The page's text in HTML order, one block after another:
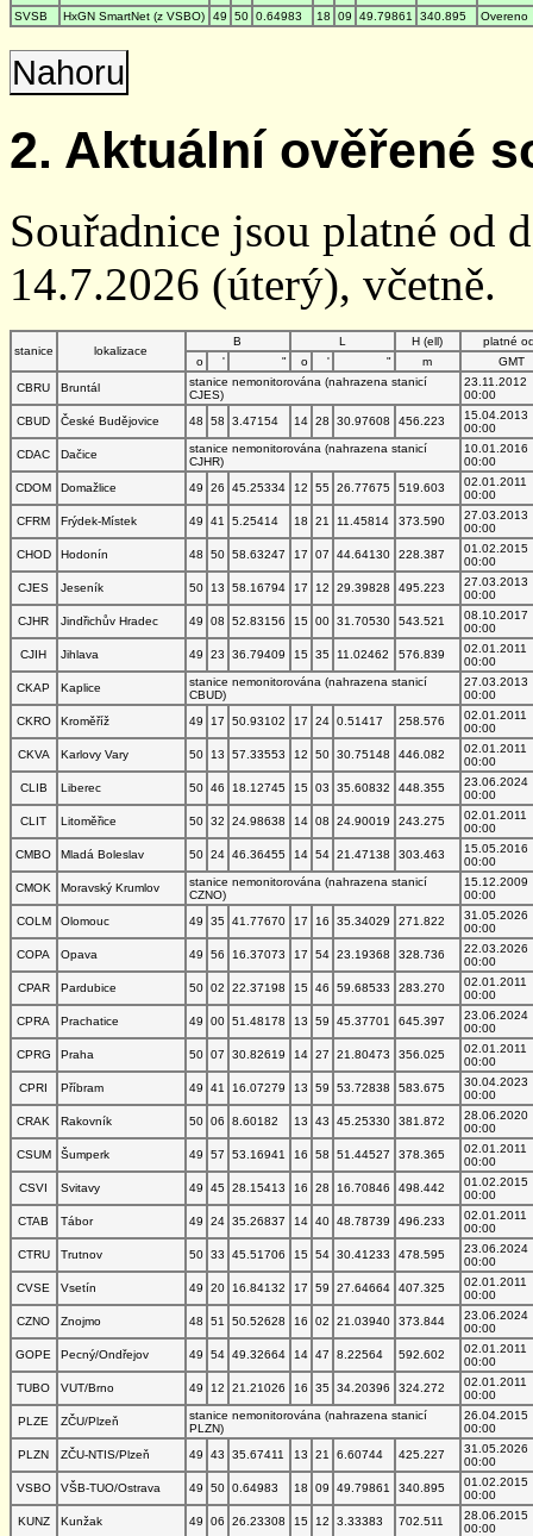
SVSB
HxGN SmartNet (z VSBO) 49 50 0.64983 18 09 49.79861 340.895 Overeno
Nahoru
2. Aktuální ověřené
Souřadnice jsou platné od
14.7.2026 (úterý), včetně.
stanice lokalizace
B L H (ell)
platné
o
' " o ' " m
GMT
CBRU
Bruntál
stanice nemonitorována (nahrazena stanicí
CJES)
23.11.2012
00:00
CBUD
České Budějovice 48 58 3.47154 14 28 30.97608 456.223
15.04.2013
00:00
CDAC
Dačice
stanice nemonitorována (nahrazena stanicí
CJHR)
10.01.2016
00:00
CDOM
Domažlice 49 26 45.25334 12 55 26.77675 519.603
02.01.2011
00:00
CFRM
Frýdek-Místek 49 41 5.25414 18 21 11.45814 373.590
27.03.2013
00:00
CHOD
Hodonín 48 50 58.63247 17 07 44.64130 228.387
01.02.2015
00:00
CJES
Jeseník 50 13 58.16794 17 12 29.39828 495.223
27.03.2013
00:00
CJHR
Jindřichův Hradec 49 08 52.83156 15 00 31.70530 543.521
08.10.2017
00:00
CJIH
Jihlava 49 23 36.79409 15 35 11.02462 576.839
02.01.2011
00:00
CKAP
Kaplice
stanice nemonitorována (nahrazena stanicí
CBUD)
27.03.2013
00:00
CKRO
Kroměříž 49 17 50.93102 17 24 0.51417 258.576
02.01.2011
00:00
CKVA
Karlovy Vary 50 13 57.33553 12 50 30.75148 446.082
02.01.2011
00:00
CLIB
Liberec 50 46 18.12745 15 03 35.60832 448.355
23.06.2024
00:00
CLIT
Litoměřice 50 32 24.98638 14 08 24.90019 243.275
02.01.2011
00:00
CMBO
Mladá Boleslav 50 24 46.36455 14 54 21.47138 303.463
15.05.2016
00:00
CMOK
Moravský Krumlov
stanice nemonitorována (nahrazena stanicí
CZNO)
15.12.2009
00:00
COLM
Olomouc 49 35 41.77670 17 16 35.34029 271.822
31.05.2026
00:00
COPA
Opava 49 56 16.37073 17 54 23.19368 328.736
22.03.2026
00:00
CPAR
Pardubice 50 02 22.37198 15 46 59.68533 283.270
02.01.2011
00:00
CPRA
Prachatice 49 00 51.48178 13 59 45.37701 645.397
23.06.2024
00:00
CPRG
Praha 50 07 30.82619 14 27 21.80473 356.025
02.01.2011
00:00
CPRI
Příbram 49 41 16.07279 13 59 53.72838 583.675
30.04.2023
00:00
CRAK
Rakovník 50 06 8.60182 13 43 45.25330 381.872
28.06.2020
00:00
CSUM
Šumperk 49 57 53.16941 16 58 51.44527 378.365
02.01.2011
00:00
CSVI
Svitavy 49 45 28.15413 16 28 16.70846 498.442
01.02.2015
00:00
CTAB
Tábor 49 24 35.26837 14 40 48.78739 496.233
02.01.2011
00:00
CTRU
Trutnov 50 33 45.51706 15 54 30.41233 478.595
23.06.2024
00:00
CVSE
Vsetín 49 20 16.84132 17 59 27.64664 407.325
02.01.2011
00:00
CZNO
Znojmo 48 51 50.52628 16 02 21.03940 373.844
23.06.2024
00:00
GOPE
Pecný/Ondřejov 49 54 49.32664 14 47 8.22564 592.602
02.01.2011
00:00
TUBO
VUT/Brno 49 12 21.21026 16 35 34.20396 324.272
02.01.2011
00:00
PLZE
ZČU/Plzeň
stanice nemonitorována (nahrazena stanicí
PLZN)
26.04.2015
00:00
PLZN
ZČU-NTIS/Plzeň 49 43 35.67411 13 21 6.60744 425.227
31.05.2026
00:00
VSBO
VŠB-TUO/Ostrava 49 50 0.64983 18 09 49.79861 340.895
01.02.2015
00:00
KUNZ
Kunžak 49 06 26.23308 15 12 3.33383 702.511
28.06.2015
00:00